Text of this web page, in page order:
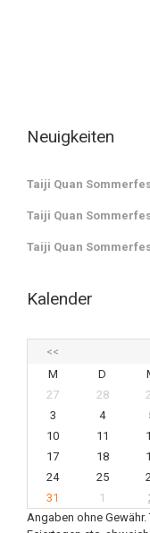
Neuigkeiten
Taiji Quan
Taiji Quan
Taiji Quan
Kalender
<<
M
D
27
28
3
4
10
11
17
18
24
25
31
1
Angaben ohne